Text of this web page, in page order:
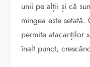
unii pe alții și că
mingea este
permite atacanților
înalt punct,